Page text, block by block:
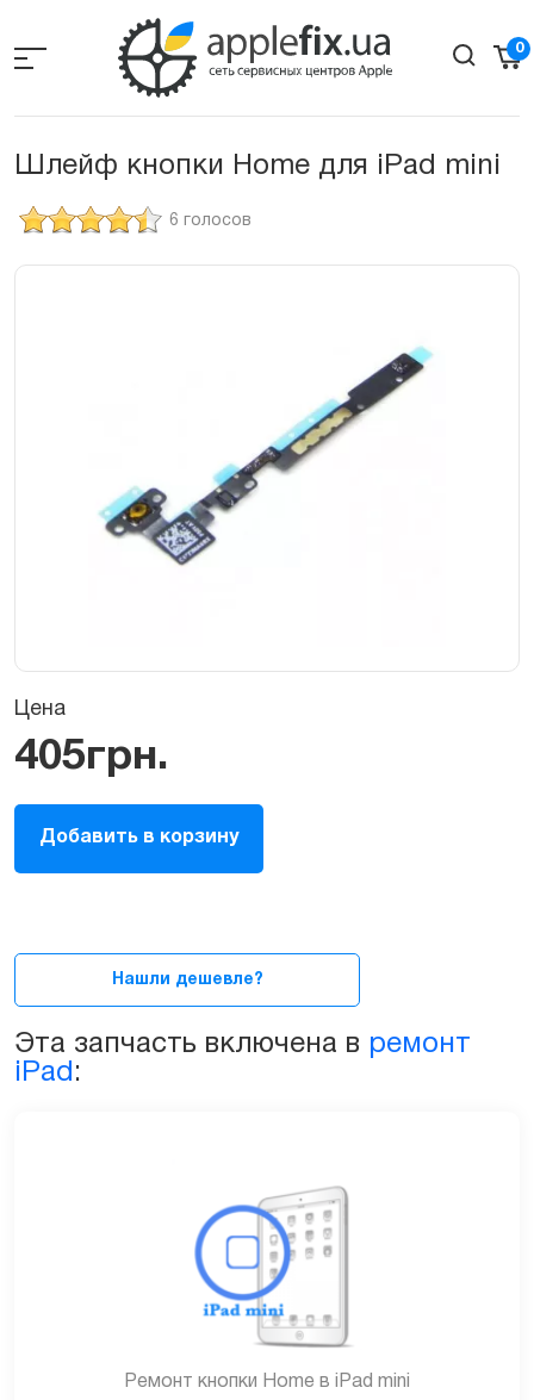
the
0
Шлейф кнопки Home для iPad mini
6 голосов
Цена
405грн.
Шлейф
кнопки
Home
A1454
quantity
Добавить в корзину
Нашли дешевле?
Эта запчасть включена в ремонт
iPad :
Ремонт кнопки Home в iPad mini